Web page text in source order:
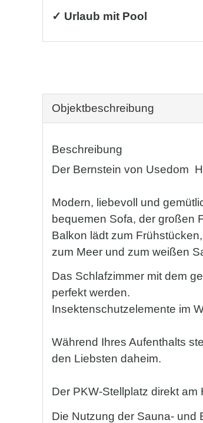
✓ Urlaub mit Pool
Objekt­beschreibung
Beschreibung
Der Bernstein von Usedom 
Modern, liebevoll und
bequemen Sofa, der großen
Balkon lädt zum
zum Meer und zum weißen
Das Schlafzimmer mit dem
perfekt werden.
Insektenschutzelemente im
Während Ihres Aufenthalts
den Liebsten daheim.
Der PKW-Stellplatz direkt
Die Nutzung der Sauna- und